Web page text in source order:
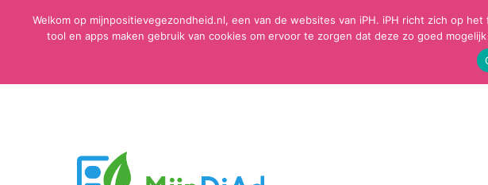
JOUW
Welkom op mijnpositievegezondheid.nl, een van de websites van iPH. iPH richt zich op
tool en apps maken gebruik van cookies om ervoor te zorgen dat deze zo goed